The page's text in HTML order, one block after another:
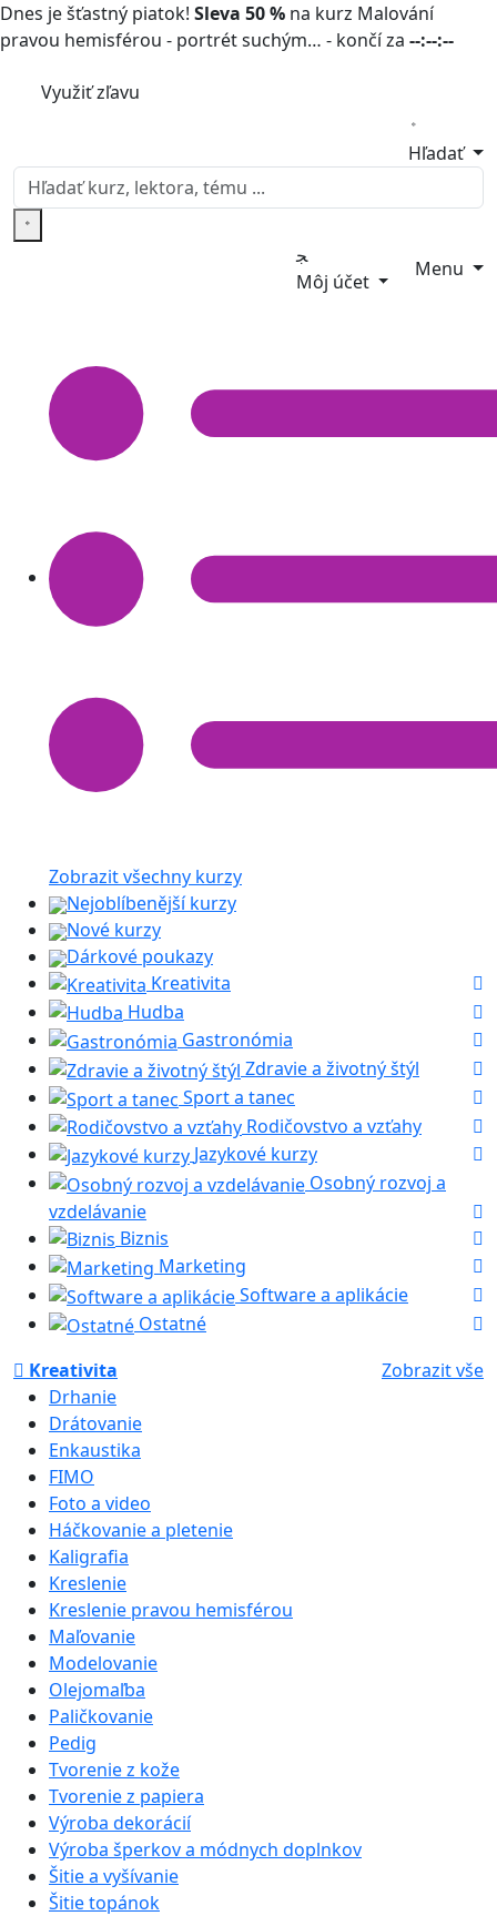
Dnes je šťastný piatok! Sleva 50 % na kurz Malování
pravou hemisférou - portrét suchým… - končí za --:--:--
Využiť zľavu
Hľadať
Môj účet
Menu
Zobrazit všechny kurzy
Nejoblíbenější kurzy
Nové kurzy
Dárkové poukazy
Kreativita
Hudba
Gastronómia
Zdravie a životný štýl
Sport a tanec
Rodičovstvo a vzťahy
Jazykové kurzy
Osobný rozvoj a
vzdelávanie
Biznis
Marketing
Software a aplikácie
Ostatné
Kreativita
Zobrazit vše
Drhanie
Drátovanie
Enkaustika
FIMO
Foto a video
Háčkovanie a pletenie
Kaligrafia
Kreslenie
Kreslenie pravou hemisférou
Maľovanie
Modelovanie
Olejomaľba
Paličkovanie
Pedig
Tvorenie z kože
Tvorenie z papiera
Výroba dekorácií
Výroba šperkov a módnych doplnkov
Šitie a vyšívanie
Šitie topánok